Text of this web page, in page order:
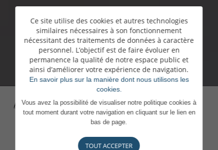
Accueil>
Banque en
ligne
> Nos solutions de banque en
ligne
Ce site utilise des cookies et autres technologies
similaires nécessaires à son fonctionnement
nécessitant des traitements de données à caractère
personnel. L’objectif est de faire évoluer en
permanence la qualité de notre espace public et
ainsi d’améliorer votre expérience de navigation.
En savoir plus sur la manière dont nous utilisons les
cookies.
Vous avez la possibilité de visualiser notre politique cookies à
tout moment durant votre navigation en cliquant sur le lien en
bas de page.
TOUT ACCEPTER